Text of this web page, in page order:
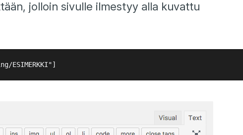
jolloin sivulle ilmestyy alla kuvattu